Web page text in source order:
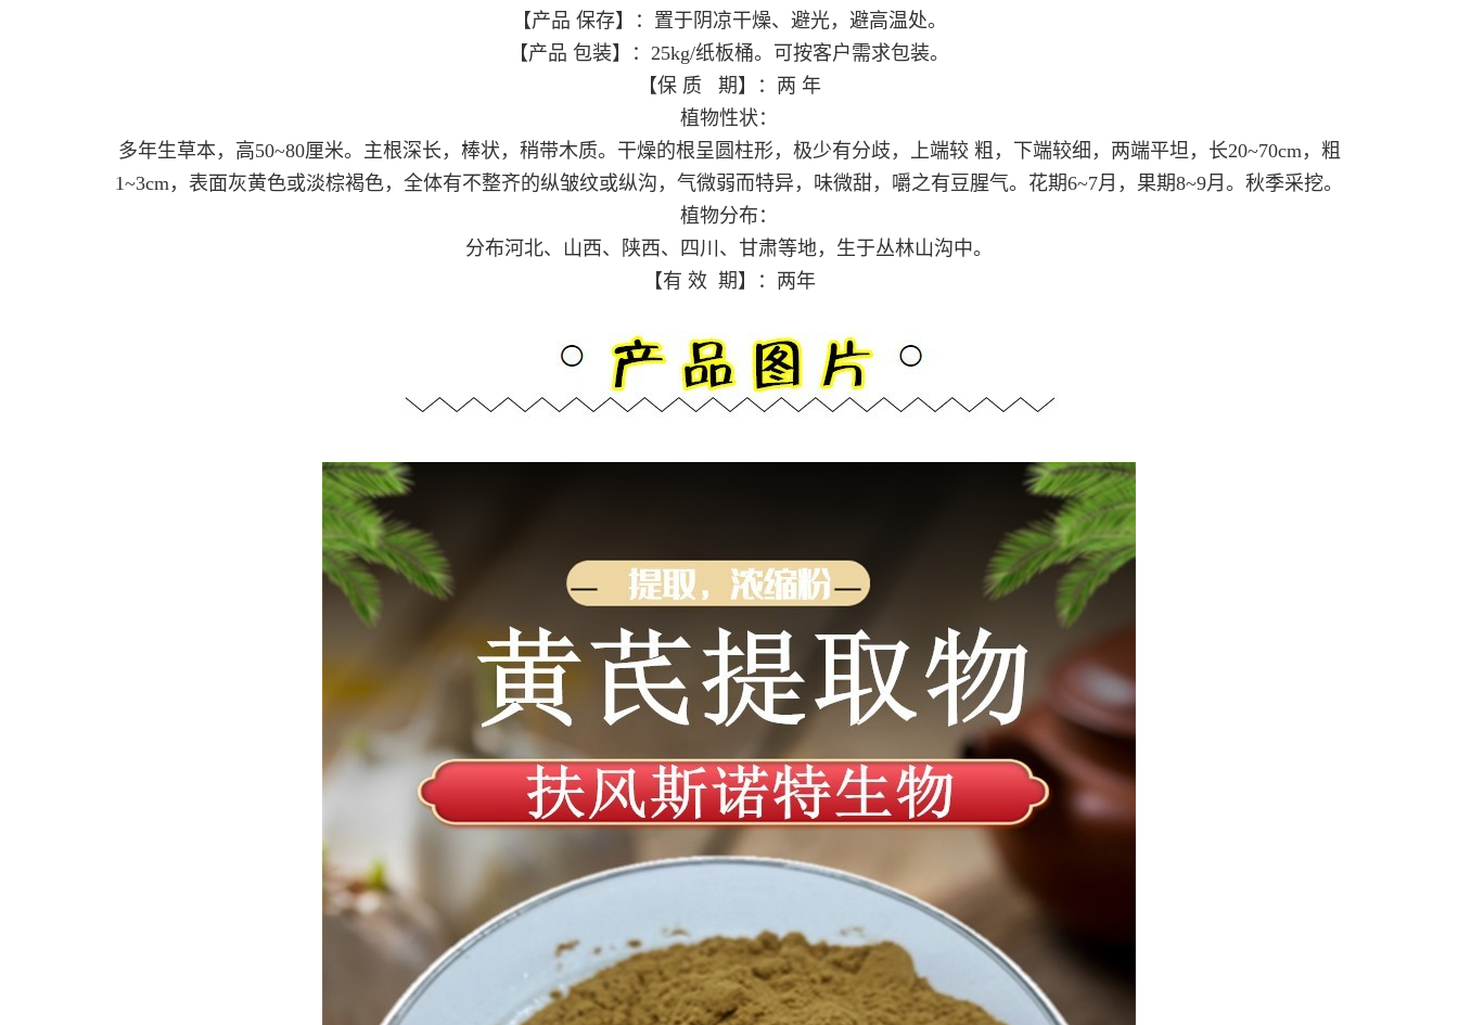
【产品 保存】：置于阴凉干燥、避光，避高温处。
【产品 包装】：25kg/纸板桶。可按客户需求包装。
【保 质 期】：两 年
植物性状：
多年生草本，高50~80厘米。主根深长，棒状，稍带木质。干燥的根呈圆柱形，极少有分歧，上端较 粗，下端较细，两端平坦，长20~70cm，粗
1~3cm，表面灰黄色或淡棕褐色，全体有不整齐的纵皱纹或纵沟，气微弱而特异，味微甜，嚼之有豆腥气。花期6~7月，果期8~9月。秋季采挖。
植物分布：
分布河北、山西、陕西、四川、甘肃等地，生于丛林山沟中。
【有 效 期】：两年